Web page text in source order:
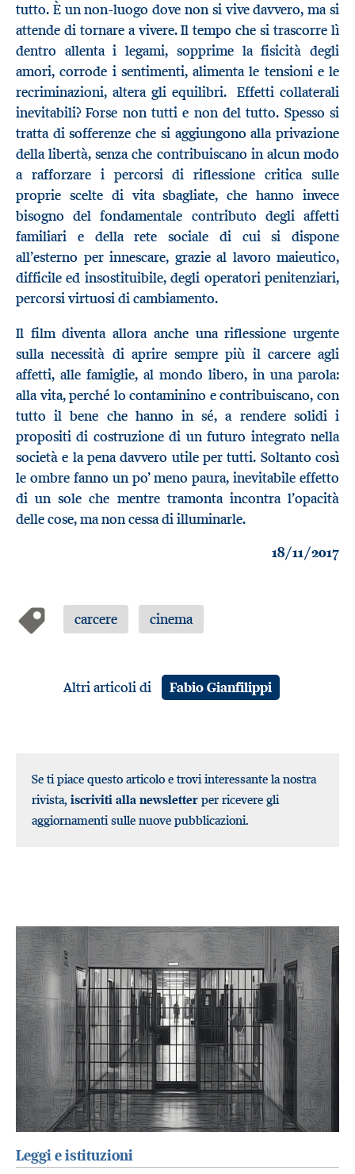
tutto. È un non-luogo dove non si vive davvero, ma si
attende di tornare a vivere. Il tempo che si trascorre lì
dentro allenta i legami, sopprime la fisicità degli
amori, corrode i sentimenti, alimenta le tensioni e le
recriminazioni, altera gli equilibri. Effetti collaterali
inevitabili? Forse non tutti e non del tutto. Spesso si
tratta di sofferenze che si aggiungono alla privazione
della libertà, senza che contribuiscano in alcun modo
a rafforzare i percorsi di riflessione critica sulle
proprie scelte di vita sbagliate, che hanno invece
bisogno del fondamentale contributo degli affetti
familiari e della rete sociale di cui si dispone
all’esterno per innescare, grazie al lavoro maieutico,
difficile ed insostituibile, degli operatori penitenziari,
percorsi virtuosi di cambiamento.
Il film diventa allora anche una riflessione urgente
sulla necessità di aprire sempre più il carcere agli
affetti, alle famiglie, al mondo libero, in una parola:
alla vita, perché lo contaminino e contribuiscano, con
tutto il bene che hanno in sé, a rendere solidi i
propositi di costruzione di un futuro integrato nella
società e la pena davvero utile per tutti. Soltanto così
le ombre fanno un po’ meno paura, inevitabile effetto
di un sole che mentre tramonta incontra l’opacità
delle cose, ma non cessa di illuminarle.
18/11/2017
carcere cinema
Altri articoli di Fabio Gianfilippi
Se ti piace questo articolo e trovi interessante la nostra
rivista, iscriviti alla newsletter per ricevere gli
aggiornamenti sulle nuove pubblicazioni.
Leggi e istituzioni